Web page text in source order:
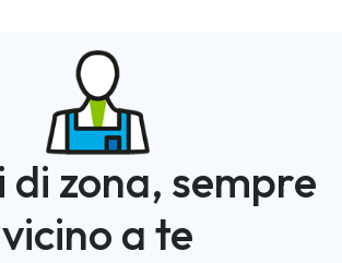
di zona, sempre
vicino a te